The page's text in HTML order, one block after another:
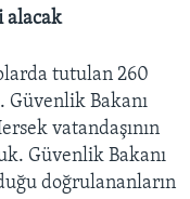
alacak
tutulan 260
Güvenlik Bakanı
vatandaşının
Güvenlik Bakanı
doğrulananların